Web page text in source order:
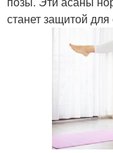
станет защитой